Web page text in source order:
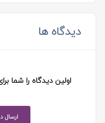
دیدگاه ها
اولین دیدگاه را شما
ارسال